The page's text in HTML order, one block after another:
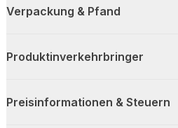
Verpackung & Pfand
Produktinverkehrbringer
Preisinformationen & Steuern